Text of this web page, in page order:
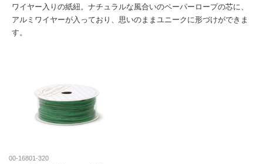
ワイヤー入りの紙紐。ナチュラルな風合いのペーパーロープの芯に、
アルミワイヤーが入っており、思いのままユニークに形づけができま
す。
00-16801-320